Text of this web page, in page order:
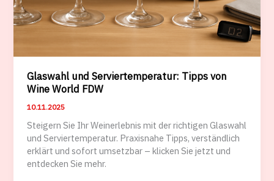
Glaswahl und Serviertemperatur: Tipps von
Wine World FDW
10.11.2025
Steigern Sie Ihr Weinerlebnis mit der richtigen Glaswahl
und Serviertemperatur. Praxisnahe Tipps, verständlich
erklärt und sofort umsetzbar – klicken Sie jetzt und
entdecken Sie mehr.